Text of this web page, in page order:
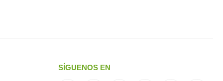
SÍGUENOS EN